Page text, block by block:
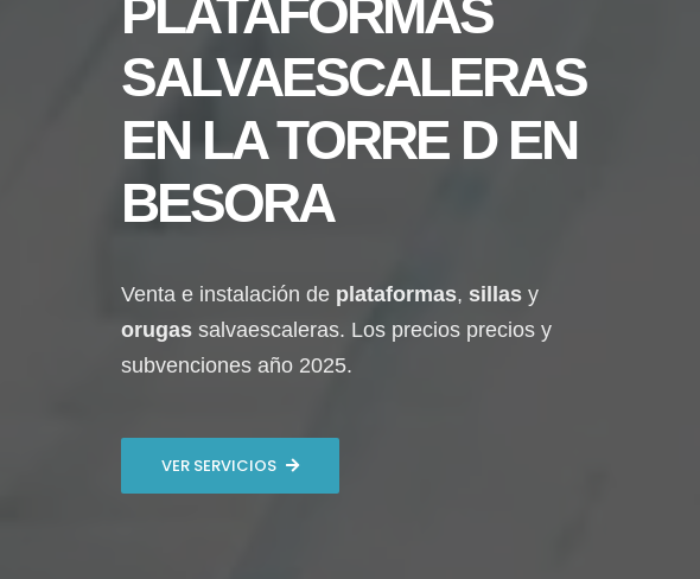
PLATAFORMAS
SALVAESCALERAS
EN LA TORRE D EN
BESORA
Venta e instalación de plataformas, sillas y
orugas salvaescaleras. Los precios precios y
subvenciones año 2025.
VER SERVICIOS